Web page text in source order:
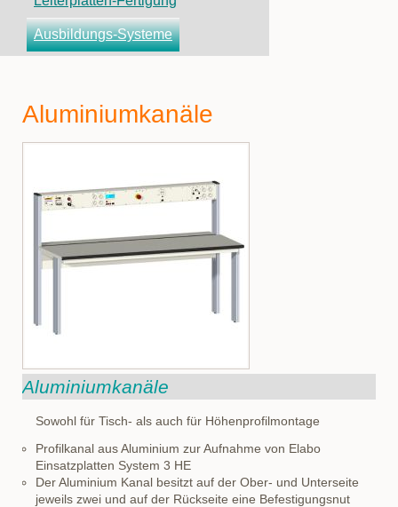
Ausbildungs-Systeme
Aluminiumkanäle
Aluminiumkanäle
Sowohl für Tisch- als auch für Höhenprofilmontage
Profilkanal aus Aluminium zur Aufnahme von Elabo
Einsatzplatten System 3 HE
Der Aluminium Kanal besitzt auf der Ober- und Unterseite
jeweils zwei und auf der Rückseite eine Befestigungsnut